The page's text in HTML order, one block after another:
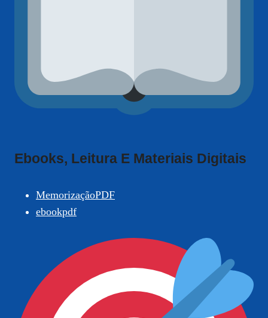
Ebooks, Leitura E Materiais Digitais
MemorizaçãoPDF
ebookpdf